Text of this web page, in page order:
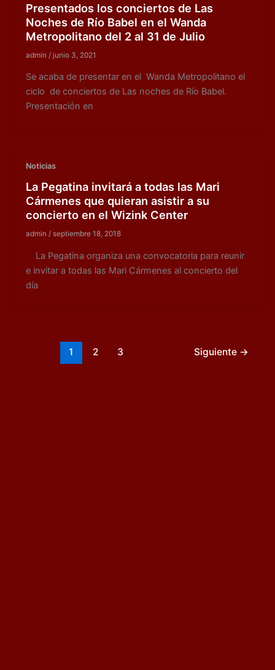
Presentados los conciertos de Las
Noches de Río Babel en el Wanda
Metropolitano del 2 al 31 de Julio
admin / junio 3, 2021
Se acaba de presentar en el Wanda Metropolitano el
ciclo de conciertos de Las noches de Río Babel.
Presentación en
Noticias
La Pegatina invitará a todas las Mari
Cármenes que quieran asistir a su
concierto en el Wizink Center
admin / septiembre 18, 2018
La Pegatina organiza una convocatoria para reunir
e invitar a todas las Mari Cármenes al concierto del
día
1 2 3 Siguiente →